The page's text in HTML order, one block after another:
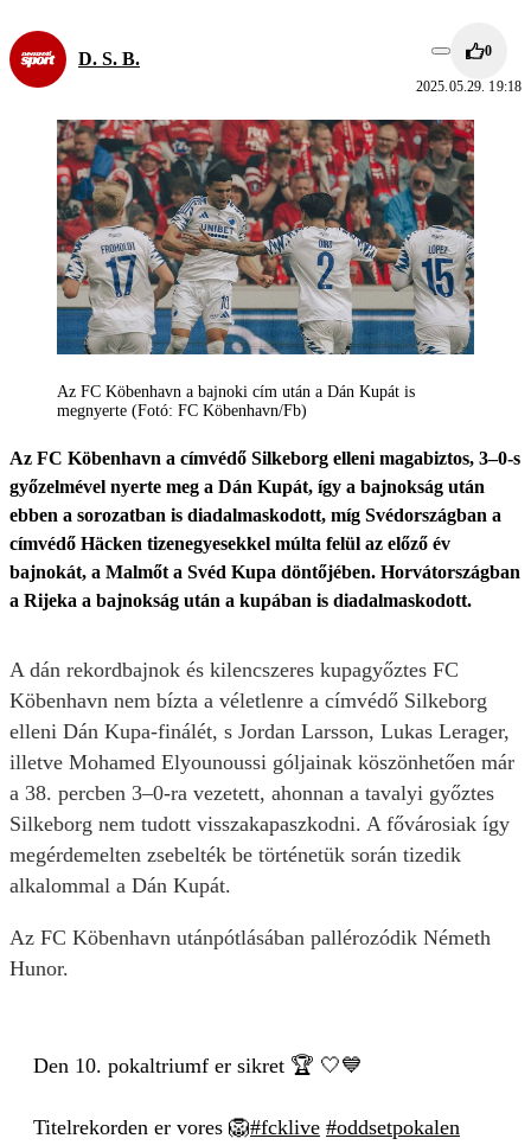
D. S. B. 0
2025.05.29. 19:18
Az FC Köbenhavn a bajnoki cím után a Dán Kupát is
megnyerte (Fotó: FC Köbenhavn/Fb)
Az FC Köbenhavn a címvédő Silkeborg elleni magabiztos, 3–0-s
győzelmével nyerte meg a Dán Kupát, így a bajnokság után
ebben a sorozatban is diadalmaskodott, míg Svédországban a
címvédő Häcken tizenegyesekkel múlta felül az előző év
bajnokát, a Malmőt a Svéd Kupa döntőjében. Horvátországban
a Rijeka a bajnokság után a kupában is diadalmaskodott.
A dán rekordbajnok és kilencszeres kupagyőztes FC
Köbenhavn nem bízta a véletlenre a címvédő Silkeborg
elleni Dán Kupa-finálét, s Jordan Larsson, Lukas Lerager,
illetve Mohamed Elyounoussi góljainak köszönhetően már
a 38. percben 3–0-ra vezetett, ahonnan a tavalyi győztes
Silkeborg nem tudott visszakapaszkodni. A fővárosiak így
megérdemelten zsebelték be történetük során tizedik
alkalommal a Dán Kupát.
Az FC Köbenhavn utánpótlásában pallérozódik Németh
Hunor.
Den 10. pokaltriumf er sikret 🏆 🤍💙
Titelrekorden er vores️ 🦁#fcklive #oddsetpokalen